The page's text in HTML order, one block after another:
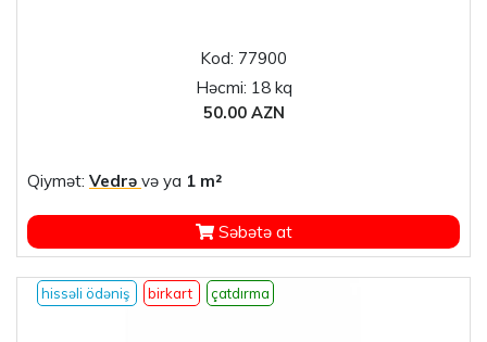
Kod: 77900
Həcmi: 18 kq
50.00 AZN
Qiymət: Vedrə və ya 1 m²
Səbətə at
hissəli ödəniş birkart çatdırma